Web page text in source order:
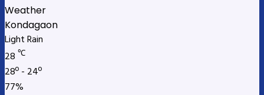
Weather
Kondagaon
Light Rain
28 ℃
28º - 24º
77%